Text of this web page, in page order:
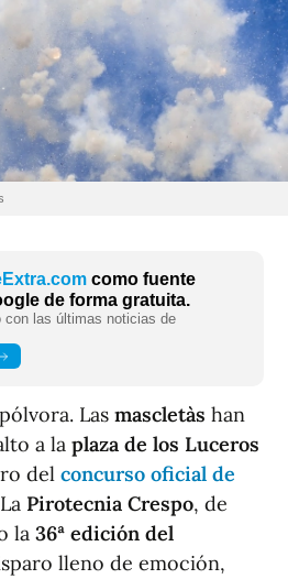
como fuente
de forma gratuita.
con las últimas noticias de
Las mascletàs han
a la plaza de los Luceros
del concurso oficial de
Pirotecnia Crespo, de
la 36ª edición del
lleno de emoción,